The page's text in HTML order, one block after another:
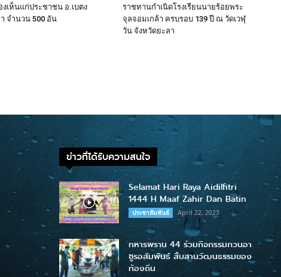
งเห็นแก่ประชาชน อ.เบตง
จำนวน 500 อัน
ราชทานกำเนิดโรงเรียนนายร้อยพระ
จุลจอมเกล้า ครบรอบ 139 ปี ณ วัดเวฬุ
วัน จังหวัดยะลา
ข่าวที่ได้รับความสนใจ
Selamat Hari Raya Aidilfitri
1444 H Maaf Zahir Dan Batin
ประชาสัมพันธ์ April 22, 2023
ทหารพราน 44 ร่วมกิจกรรมกวนอา
ซูรอสัมพันธ์ สืบสานวัฒนธรรมของ
ท้องถิ่น